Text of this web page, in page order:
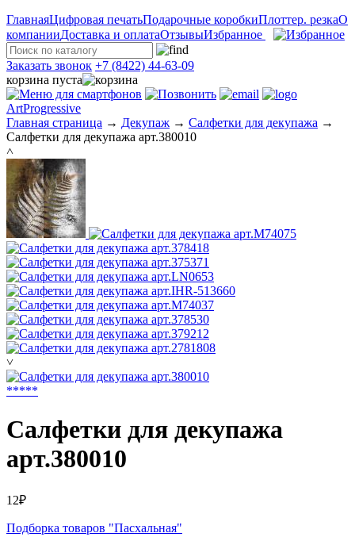
ГлавнаяЦифровая печатьПодарочные коробкиПлоттер. резкаО
компанииДоставка и оплатаОтзывыИзбранное
Заказать звонок +7 (8422) 44-63-09
корзина пуста
ArtProgressive
Главная страница → Декупаж → Салфетки для декупажа →
Салфетки для декупажа арт.380010
˄
˅
*****
Салфетки для декупажа
арт.380010
12₽
Подборка товаров "Пасхальная"